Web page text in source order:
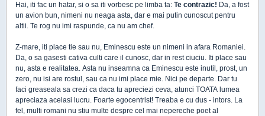
Hai, iti fac un hatar, si o sa iti vorbesc pe limba ta: Te contrazic! Da, a fost
un avion bun, nimeni nu neaga asta, dar e mai putin cunoscut pentru
altii. Te rog nu imi raspunde, ca nu am chef.
Z-mare, iti place tie sau nu, Eminescu este un nimeni in afara Romaniei.
Da, o sa gasesti cativa culti care il cunosc, dar in rest ciuciu. Iti place sau
nu, asta e realitatea. Asta nu inseamna ca Eminescu este inutil, prost, un
zero, nu isi are rostul, sau ca nu imi place mie. Nici pe departe. Dar tu
faci greaseala sa crezi ca daca tu apreciezi ceva, atunci TOATA lumea
apreciaza acelasi lucru. Foarte egocentrist! Treaba e cu dus - intors. La
fel, multi romani nu stiu multe despre cel mai nepereche poet al